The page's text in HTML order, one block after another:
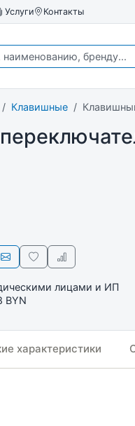
Услуги Контакты
Клавишные
лицами и ИП
BYN
характеристики